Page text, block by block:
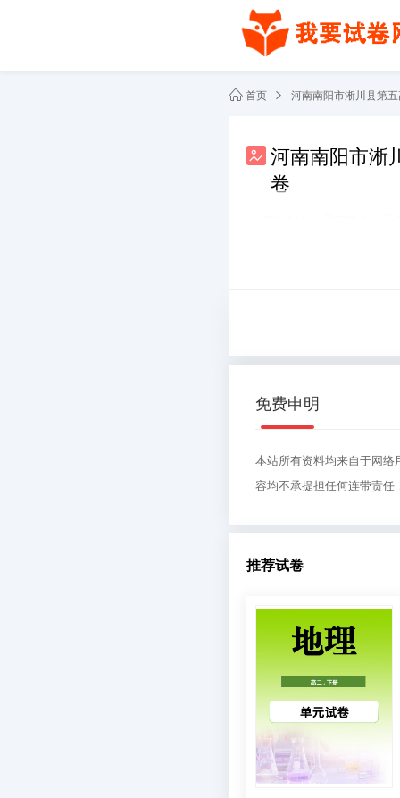
首页 河南南阳市淅川县第
河南南阳市淅
卷
免费申明
本站所有资料均来自于网
容均不承提担任何连带责
推荐试卷